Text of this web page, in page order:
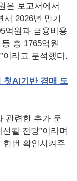
은 보고서에서
서 2026년 만기
억원과 금융비용
총 1765억원
이라고 분석했다.
첫AI기반 경매 도
관련한 추가 운
될 전망”이라며
한번 확인시켜주